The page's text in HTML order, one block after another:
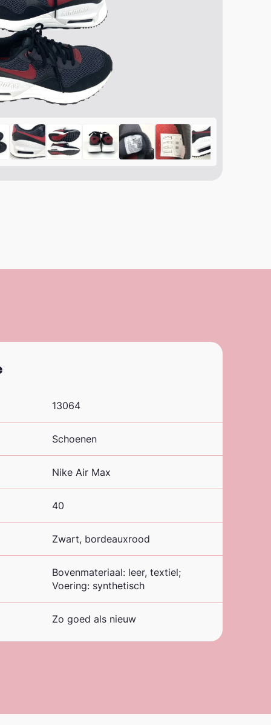
13064
Schoenen
Nike Air Max
40
Zwart, bordeauxrood
Bovenmateriaal: leer, textiel;
Voering: synthetisch
Zo goed als nieuw